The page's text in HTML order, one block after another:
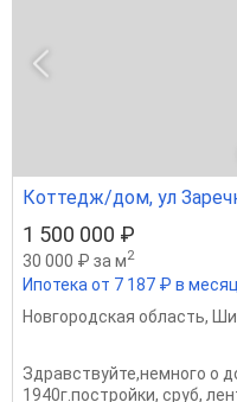
Коттедж/дом, ул
1 500 000 ₽
30 000 ₽ за м2
Ипотека от 7 187 ₽ в месяц
Новгородская область,
Здравствуйте,немного о
1940г.постройки, сруб,